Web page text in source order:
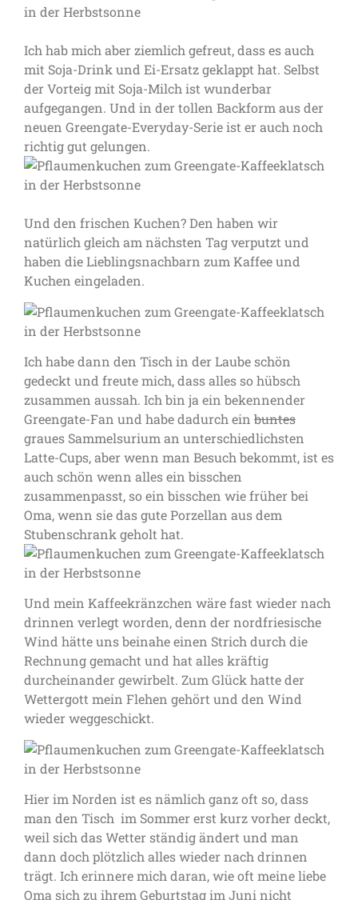
Ich hab mich aber ziemlich gefreut, dass es auch
mit Soja-Drink und Ei-Ersatz geklappt hat. Selbst
der Vorteig mit Soja-Milch ist wunderbar
aufgegangen. Und in der tollen Backform aus der
neuen Greengate-Everyday-Serie ist er auch noch
richtig gut gelungen.
Und den frischen Kuchen? Den haben wir
natürlich gleich am nächsten Tag verputzt und
haben die Lieblingsnachbarn zum Kaffee und
Kuchen eingeladen.
Ich habe dann den Tisch in der Laube schön
gedeckt und freute mich, dass alles so hübsch
zusammen aussah. Ich bin ja ein bekennender
Greengate-Fan und habe dadurch ein buntes
graues Sammelsurium an unterschiedlichsten
Latte-Cups, aber wenn man Besuch bekommt, ist es
auch schön wenn alles ein bisschen
zusammenpasst, so ein bisschen wie früher bei
Oma, wenn sie das gute Porzellan aus dem
Stubenschrank geholt hat.
Und mein Kaffeekränzchen wäre fast wieder nach
drinnen verlegt worden, denn der nordfriesische
Wind hätte uns beinahe einen Strich durch die
Rechnung gemacht und hat alles kräftig
durcheinander gewirbelt. Zum Glück hatte der
Wettergott mein Flehen gehört und den Wind
wieder weggeschickt.
Hier im Norden ist es nämlich ganz oft so, dass
man den Tisch im Sommer erst kurz vorher deckt,
weil sich das Wetter ständig ändert und man
dann doch plötzlich alles wieder nach drinnen
trägt. Ich erinnere mich daran, wie oft meine liebe
Oma sich zu ihrem Geburtstag im Juni nicht